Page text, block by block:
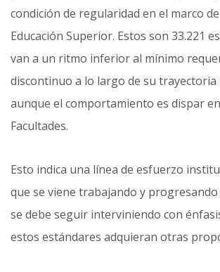
condición de regularidad en el marco
Educación Superior. Estos son 33.221
van a un ritmo inferior al mínimo
discontinuo a lo largo de su
aunque el comportamiento es dispar
Facultades.
Esto indica una línea de esfuerzo
que se viene trabajando y
se debe seguir interviniendo con
estos estándares adquieran otras